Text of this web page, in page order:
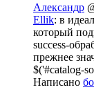
Александр
Ellik: в
который
success-
прежнее
$('#catalog-
Написано